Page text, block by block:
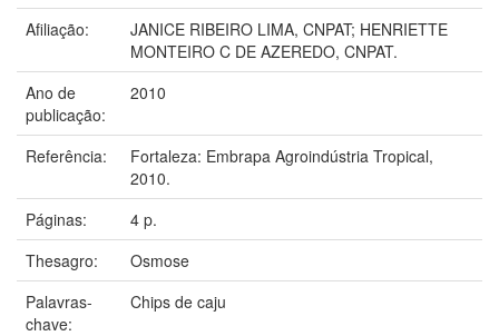
Afiliação:
JANICE RIBEIRO LIMA, CNPAT; HENRIETTE
MONTEIRO C DE AZEREDO, CNPAT.
Ano de
publicação:
2010
Referência:
Fortaleza: Embrapa Agroindústria Tropical,
2010.
Páginas:
4 p.
Thesagro:
Osmose
Palavras-
chave:
Chips de caju